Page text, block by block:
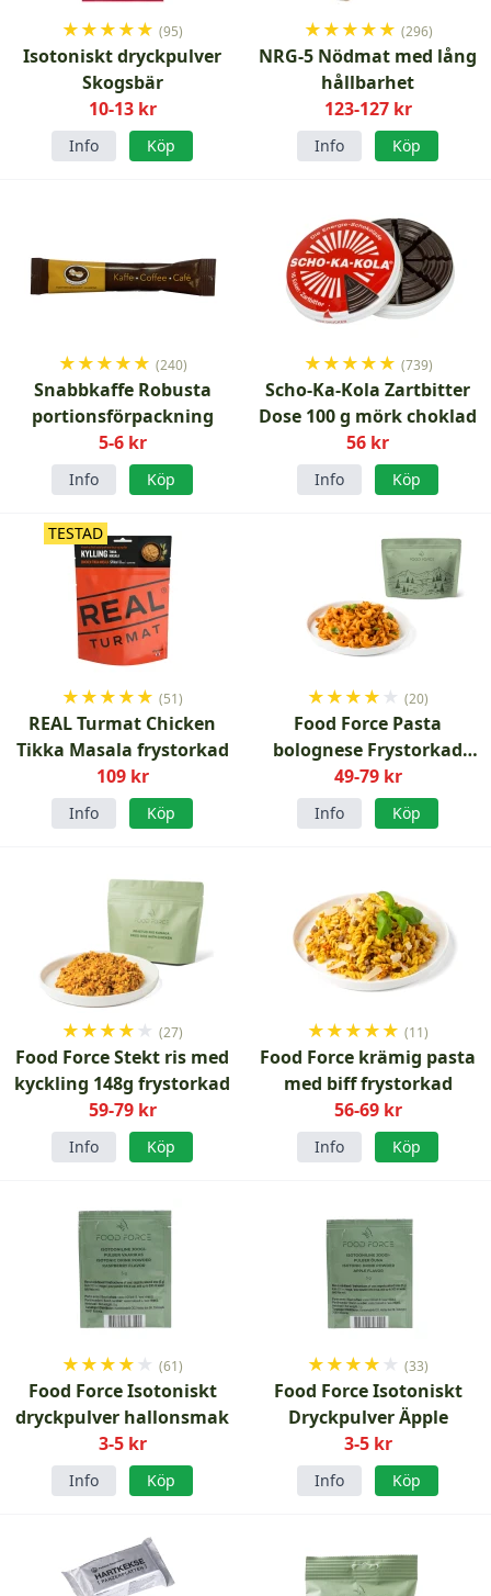
★★★★★ (95)
Isotoniskt dryckpulver
Skogsbär
10-13 kr
Info Köp
★★★★★ (296)
NRG-5 Nödmat med lång
hållbarhet
123-127 kr
Info Köp
★★★★★ (240)
Snabbkaffe Robusta
portionsförpackning
5-6 kr
Info Köp
★★★★★ (739)
Scho-Ka-Kola Zartbitter
Dose 100 g mörk choklad
56 kr
Info Köp
★★★★★ (51)
REAL Turmat Chicken
Tikka Masala frystorkad
109 kr
TESTAD
Info Köp
★★★★ ★ (20)
Food Force Pasta
bolognese Frystorkad
150g
49-79 kr
Info Köp
★★★★ ★ (27)
Food Force Stekt ris med
kyckling 148g frystorkad
59-79 kr
Info Köp
★★★★★ (11)
Food Force krämig pasta
med biff frystorkad
56-69 kr
Info Köp
★★★★ ★ (61)
Food Force Isotoniskt
dryckpulver hallonsmak
3-5 kr
Info Köp
★★★★ ★ (33)
Food Force Isotoniskt
Dryckpulver Äpple
3-5 kr
Info Köp